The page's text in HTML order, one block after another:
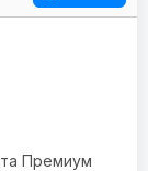
Премиум